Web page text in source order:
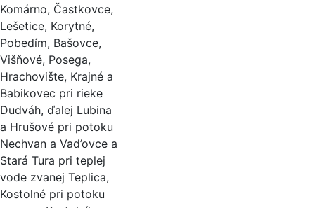
Komárno, Častkovce,
Lešetice, Korytné,
Pobedím, Bašovce,
Višňové, Posega,
Hrachovište, Krajné a
Babikovec pri rieke
Dudváh, ďalej Lubina
a Hrušové pri potoku
Nechvan a Vad’ovce a
Stará Tura pri teplej
vode zvanej Teplica,
Kostolné pri potoku